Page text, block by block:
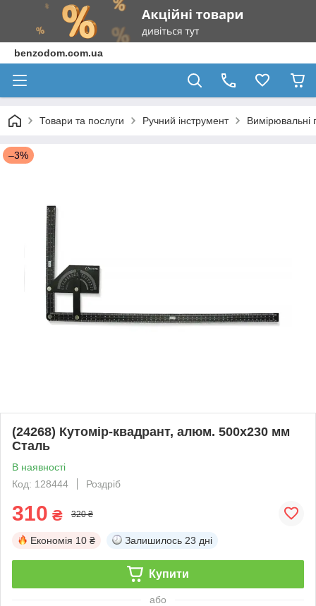
benzodom.com.ua
Товари та послуги Ручний інструмент Вимірювальні
–3%
(24268) Кутомір-квадрант, алюм. 500х230 мм
Сталь
В наявності
Код: 128444
Роздріб
310 ₴ 320 ₴
Економія 10 ₴ Залишилось 23 дні
Купити
або